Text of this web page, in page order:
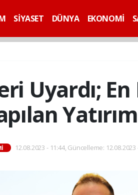
SİYASET DÜNYA EKONOMİ
Uyardı; En
12.08.2023 - 11:44, Güncelleme: 12.08.2023